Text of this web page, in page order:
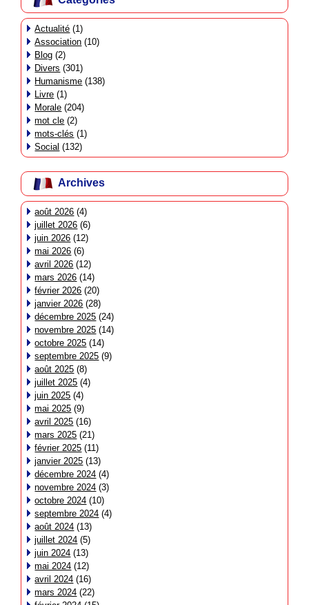
Actualité (1)
Association (10)
Blog (2)
Divers (301)
Humanisme (138)
Livre (1)
Morale (204)
mot cle (2)
mots-clés (1)
Social (132)
Archives
août 2026 (4)
juillet 2026 (6)
juin 2026 (12)
mai 2026 (6)
avril 2026 (12)
mars 2026 (14)
février 2026 (20)
janvier 2026 (28)
décembre 2025 (24)
novembre 2025 (14)
octobre 2025 (14)
septembre 2025 (9)
août 2025 (8)
juillet 2025 (4)
juin 2025 (4)
mai 2025 (9)
avril 2025 (16)
mars 2025 (21)
février 2025 (11)
janvier 2025 (13)
décembre 2024 (4)
novembre 2024 (3)
octobre 2024 (10)
septembre 2024 (4)
août 2024 (13)
juillet 2024 (5)
juin 2024 (13)
mai 2024 (12)
avril 2024 (16)
mars 2024 (22)